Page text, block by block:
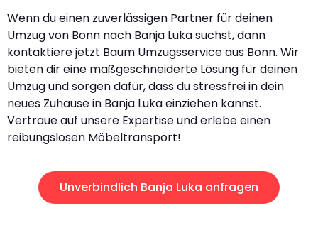
Wenn du einen zuverlässigen Partner für deinen
Umzug von Bonn nach Banja Luka suchst, dann
kontaktiere jetzt Baum Umzugsservice aus Bonn. Wir
bieten dir eine maßgeschneiderte Lösung für deinen
Umzug und sorgen dafür, dass du stressfrei in dein
neues Zuhause in Banja Luka einziehen kannst.
Vertraue auf unsere Expertise und erlebe einen
reibungslosen Möbeltransport!
Unverbindlich Banja Luka anfragen